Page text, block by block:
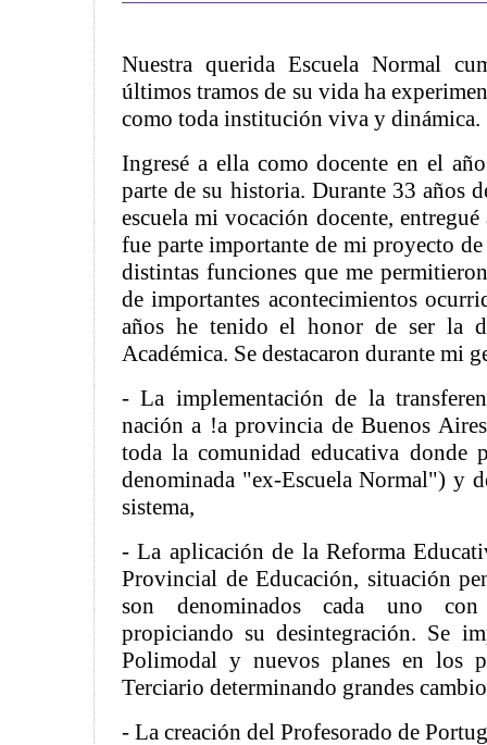
Nuestra querida Escuela Normal
últimos tramos de su vida ha
como toda institución viva y dinámica.
Ingresé a ella como docente en el
parte de su historia. Durante 33 años
escuela mi vocación docente,
fue parte importante de mi proyecto
distintas funciones que me
de importantes acontecimientos
años he tenido el honor de ser la
Académica. Se destacaron durante mi
- La implementación de la
nación a !a provincia de Buenos
toda la comunidad educativa donde
denominada "ex-Escuela Normal") y
sistema,
- La aplicación de la Reforma
Provincial de Educación, situación
son denominados cada uno con
propiciando su desintegración. Se
Polimodal y nuevos planes en los
Terciario determinando grandes
- La creación del Profesorado de